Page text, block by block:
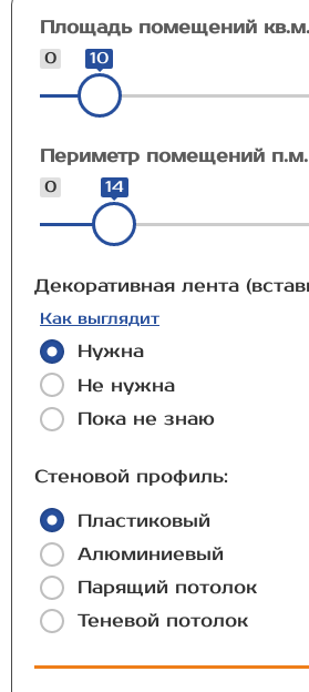
Площадь помещений кв.м.
0 10
Периметр помещений п.м.
0 14
Декоративная лента
Как выглядит
Нужна
Не нужна
Пока не знаю
Стеновой профиль:
Пластиковый
Алюминиевый
Парящий потолок
Теневой потолок